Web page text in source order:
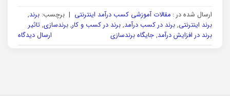
ارسال شده در : مقالات آموزشی کسب درآمد اینترنتی | برچسب: برند,
برند اینترنتی, برند در کسب درآمد, برند در کسب و کار, برندسازی, تاثیر
برند در افزایش درآمد, جایگاه برندسازی ارسال دیدگاه